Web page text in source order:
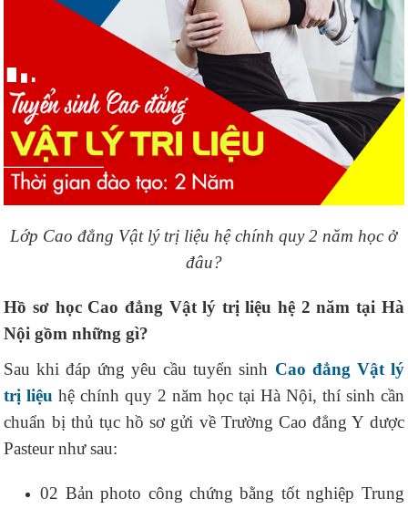
Lớp Cao đẳng Vật lý trị liệu hệ chính quy 2 năm học ở
đâu?
Hồ sơ học Cao đẳng Vật lý trị liệu hệ 2 năm tại Hà
Nội gồm những gì?
Sau khi đáp ứng yêu cầu tuyển sinh Cao đẳng Vật lý
trị liệu hệ chính quy 2 năm học tại Hà Nội, thí sinh cần
chuẩn bị thủ tục hồ sơ gửi về Trường Cao đẳng Y dược
Pasteur như sau:
02 Bản photo công chứng bằng tốt nghiệp Trung